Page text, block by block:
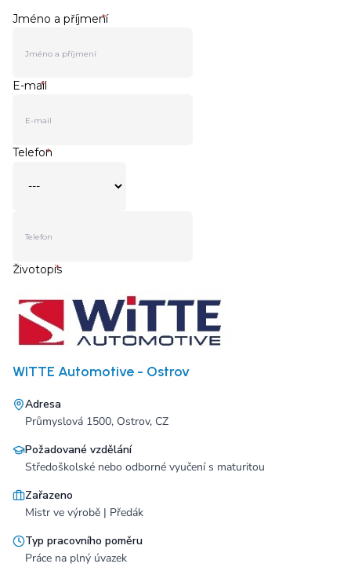
WITTE Automotive - Ostrov
Adresa
Průmyslová 1500, Ostrov, CZ
Požadované vzdělání
Středoškolské nebo odborné vyučení s maturitou
Zařazeno
Mistr ve výrobě | Předák
Typ pracovního poměru
Práce na plný úvazek